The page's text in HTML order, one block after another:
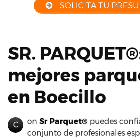
SOLICITA TU
SR.
mejores
en Boecillo
C on Sr Parquet® puedes
conjunto de profesionales